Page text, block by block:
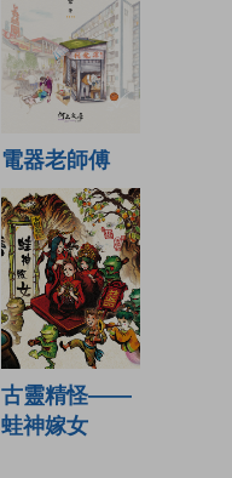
電器老師傅
古靈精怪——
蛙神嫁女